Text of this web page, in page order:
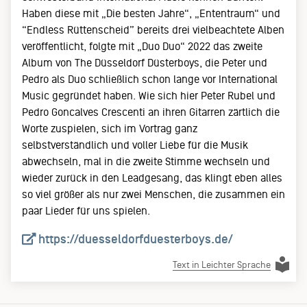
Haben diese mit „Die besten Jahre“, „Ententraum“ und
“Endless Rüttenscheid” bereits drei vielbeachtete Alben
veröffentlicht, folgte mit „Duo Duo“ 2022 das zweite
Album von The Düsseldorf Düsterboys, die Peter und
Pedro als Duo schließlich schon lange vor International
Music gegründet haben. Wie sich hier Peter Rubel und
Pedro Goncalves Crescenti an ihren Gitarren zärtlich die
Worte zuspielen, sich im Vortrag ganz
selbstverständlich und voller Liebe für die Musik
abwechseln, mal in die zweite Stimme wechseln und
wieder zurück in den Leadgesang, das klingt eben alles
so viel größer als nur zwei Menschen, die zusammen ein
paar Lieder für uns spielen.
https://duesseldorfduesterboys.de/
Text in Leichter Sprache